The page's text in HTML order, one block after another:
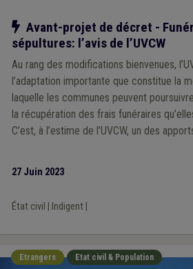
Notre action
Avant-projet de décret -
sépultures: l’avis de l’UVCW
Au rang des modifications bienvenues,
l’adaptation importante que constitue la
laquelle les communes peuvent
la récupération des frais funéraires
C’est, à l’estime de l’UVCW, un des
27 Juin 2023
État civil Indigent|
Etrangers Etat civil & Population